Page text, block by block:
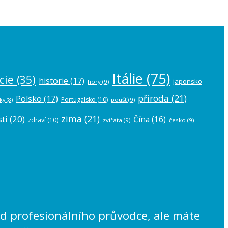
(35) historie (17) hory (9) Itálie (75) japonsko
(8) Polsko (17) Portugalsko (10) poušť(9) příroda (21)
(20) zdraví (10) zima (21) zvířata (9) Čína (16) česko (9)
profesionálního průvodce, ale máte